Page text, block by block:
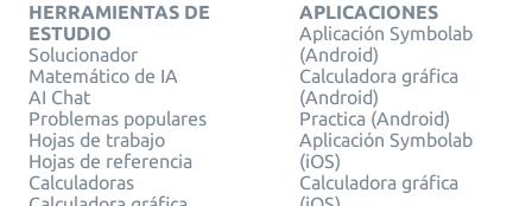
HERRAMIENTAS DE
ESTUDIO
Solucionador
Matemático de IA
AI Chat
Problemas populares
Hojas de trabajo
Hojas de referencia
Calculadoras
APLICACIONES
Aplicación Symbolab
(Android)
Calculadora gráfica
(Android)
Practica (Android)
Aplicación Symbolab
(iOS)
Calculadora gráfica